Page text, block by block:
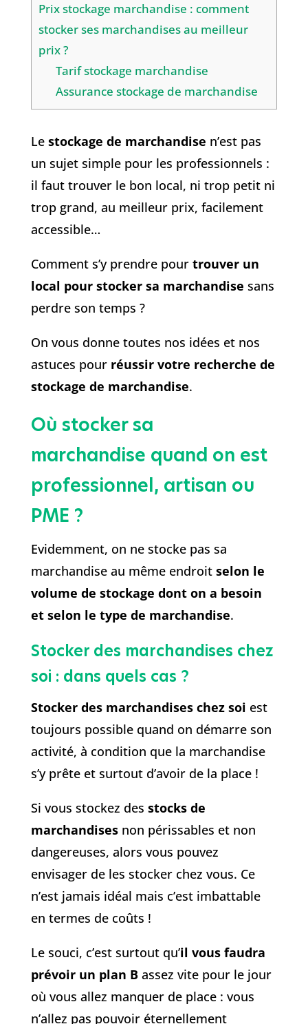
Prix stockage marchandise : comment
stocker ses marchandises au meilleur
prix ?
Tarif stockage marchandise
Assurance stockage de marchandise
Le stockage de marchandise n’est pas
un sujet simple pour les professionnels :
il faut trouver le bon local, ni trop petit ni
trop grand, au meilleur prix, facilement
accessible…
Comment s’y prendre pour trouver un
local pour stocker sa marchandise sans
perdre son temps ?
On vous donne toutes nos idées et nos
astuces pour réussir votre recherche de
stockage de marchandise.
Où stocker sa
marchandise quand on est
professionnel, artisan ou
PME ?
Evidemment, on ne stocke pas sa
marchandise au même endroit selon le
volume de stockage dont on a besoin
et selon le type de marchandise.
Stocker des marchandises chez
soi : dans quels cas ?
Stocker des marchandises chez soi est
toujours possible quand on démarre son
activité, à condition que la marchandise
s’y prête et surtout d’avoir de la place !
Si vous stockez des stocks de
marchandisesnon périssables et non
dangereuses, alors vous pouvez
envisager de les stocker chez vous. Ce
n’est jamais idéal mais c’est imbattable
en termes de coûts !
Le souci, c’est surtout qu’il vous faudra
prévoir un plan B assez vite pour le jour
où vous allez manquer de place : vous
n’allez pas pouvoir éternellement